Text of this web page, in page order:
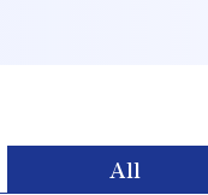
All